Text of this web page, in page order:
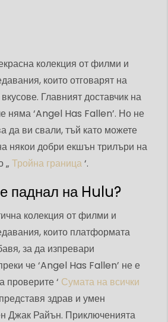
колекция от филми и
които отговарят на
Главният доставчик на
няма ‘Angel Has Fallen’. Но не
да ви свали, тъй като можете
някои добри екшън трилъри на
„ Тройна граница‘.
паднал на Hulu?
колекция от филми и
които платформата
за да изпревари
че ‘Angel Has Fallen’ не е
проверите ‘ Сумата на всички
здрав и умен
Джак Райън. Приключенията